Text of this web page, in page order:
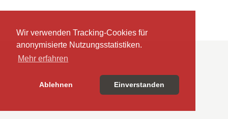
Wir verwenden Tracking-Cookies für
anonymisierte Nutzungsstatistiken.
Mehr erfahren
Ablehnen Einverstanden